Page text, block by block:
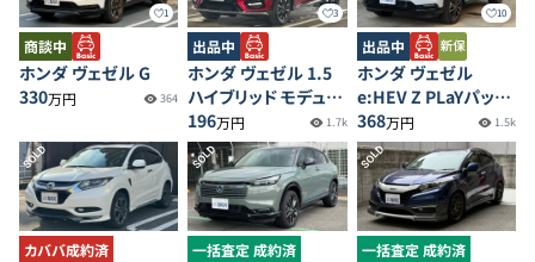
1
商談中
ホンダ ヴェゼル G
330万円 364
3
出品中
ホンダ ヴェゼル 1.5
ハイブリッド モデュー
ロX ホンダセンシング
4WD
196万円 1.7k
10
出品中
ホンダ ヴェゼル
e:HEV Z PLaYパッケ
ージ
368万円 1.5k
SOLD
カババ成約済
SOLD
一括査定 成約済
SOLD
一括査定 成約済